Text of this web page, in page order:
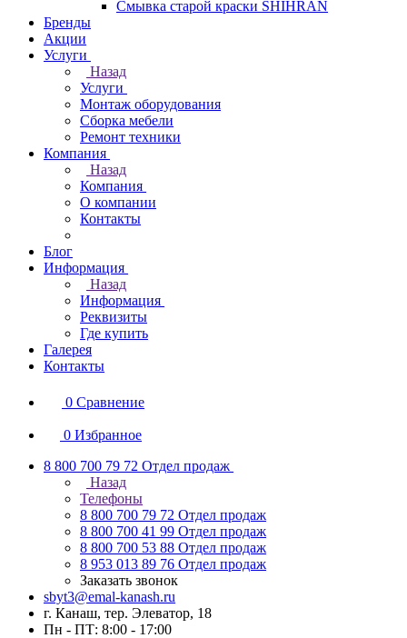
Смывка старой краски SHIHRAN
Бренды
Акции
Услуги
Назад
Услуги
Монтаж оборудования
Сборка мебели
Ремонт техники
Компания
Назад
Компания
О компании
Контакты
Блог
Информация
Назад
Информация
Реквизиты
Где купить
Галерея
Контакты
0 Сравнение
0 Избранное
8 800 700 79 72 Отдел продаж
Назад
Телефоны
8 800 700 79 72 Отдел продаж
8 800 700 41 99 Отдел продаж
8 800 700 53 88 Отдел продаж
8 953 013 89 76 Отдел продаж
Заказать звонок
sbyt3@emal-kanash.ru
г. Канаш, тер. Элеватор, 18
Пн - ПТ: 8:00 - 17:00